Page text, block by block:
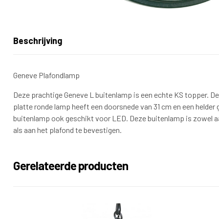
Beschrijving
Geneve Plafondlamp
Deze prachtige Geneve L buitenlamp is een echte KS topper. De
platte ronde lamp heeft een doorsnede van 31 cm en een
buitenlamp ook geschikt voor LED. Deze buitenlamp is zowel
als aan het plafond te bevestigen.
Gerelateerde producten